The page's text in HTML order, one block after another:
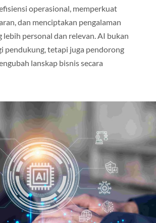
operasional, memperkuat
dan menciptakan pengalaman
lebih personal dan relevan. AI bukan
pendukung, tetapi juga pendorong
lanskap bisnis secara